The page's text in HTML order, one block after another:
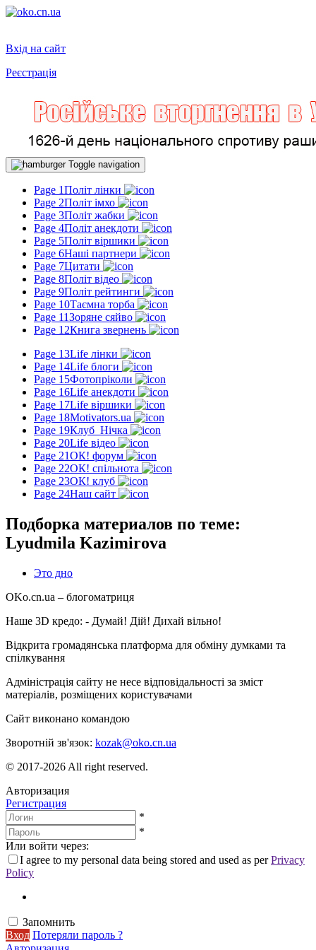
Вхід на сайт
Реєстрація
Toggle navigation
Page 1Політ лінки
Page 2Політ імхо
Page 3Політ жабки
Page 4Політ анекдоти
Page 5Політ віршики
Page 6Наші партнери
Page 7Цитати
Page 8Політ відео
Page 9Політ рейтинги
Page 10Таємна торба
Page 11Зоряне сяйво
Page 12Книга звернень
Page 13Life лінки
Page 14Life блоги
Page 15Фотопріколи
Page 16Life анекдоти
Page 17Life віршики
Page 18Motivators.ua
Page 19Клуб_Нічка
Page 20Life відео
Page 21ОК! форум
Page 22ОК! спільнота
Page 23ОК! клуб
Page 24Наш сайт
Подборка материалов по теме:
Lyudmila Kazimirova
Это дно
OKo.cn.ua – блогоматриця
Наше 3D кредо: - Думай! Дій! Дихай вільно!
Відкрита громадянська платформа для обміну думками та
спілкування
Адміністрація сайту не несе відповідальності за зміст
матеріалів, розміщених користувачами
Сайт виконано командою
Зворотній зв'язок: kozak@oko.cn.ua
© 2017-2026 All right reserved.
Авторизация
Регистрация
*
*
Или войти через:
I agree to my personal data being stored and used as perPrivacy
Policy
Запомнить
Вход Потеряли пароль ?